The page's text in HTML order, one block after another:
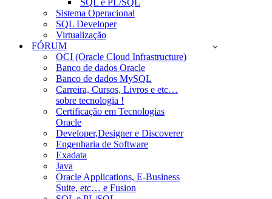
SQL e PL/SQL
Sistema Operacional
SQL Developer
Virtualização
FÓRUM
OCI (Oracle Cloud Infrastructure)
Banco de dados Oracle
Banco de dados MySQL
Carreira, Cursos, Livros e etc…
sobre tecnologia !
Certificação em Tecnologias
Oracle
Developer,Designer e Discoverer
Engenharia de Software
Exadata
Java
Oracle Applications, E-Business
Suite, etc… e Fusion